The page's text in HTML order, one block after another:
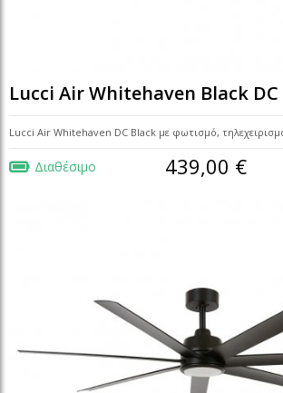
Lucci Air Whitehaven Black DC
Lucci Air Whitehaven DC Black με φωτισμό,
Διαθέσιμο 439,00 €